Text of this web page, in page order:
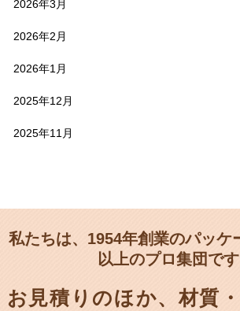
2026年3月
2026年2月
2026年1月
2025年12月
2025年11月
私たちは、1954年創業のパッケ
以上のプロ集団です
お見積りのほか、材質